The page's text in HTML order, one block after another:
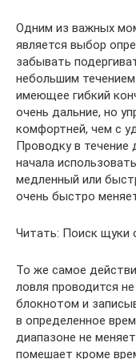
Одним из важных
является выбор
забывать
небольшим
имеющее гибкий
очень дальние, но
комфортней, чем с
Проводку в течение
начала
медленный или
очень быстро
Читать: Поиск щуки
То же самое
ловля проводится
блокнотом и
в определенное
диапазоне не
помешает кроме